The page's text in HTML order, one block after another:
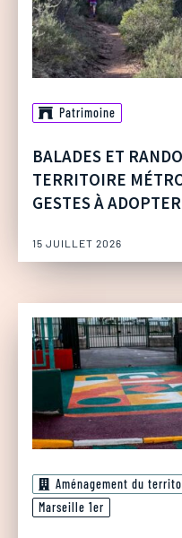
Patrimoine
BALADES ET
TERRITOIRE
GESTES À
15 JUILLET 2026
Aménagement du
Marseille 1er